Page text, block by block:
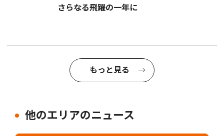
さらなる飛躍の一年に
もっと見る
他のエリアのニュース